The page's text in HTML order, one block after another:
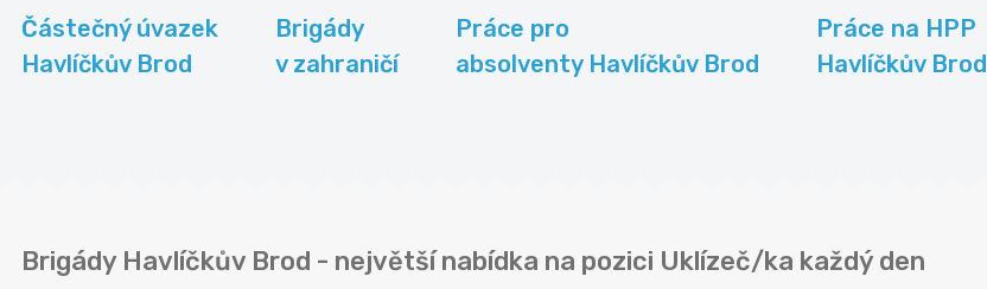
Částečný úvazek
Havlíčkův Brod
Brigády
v zahraničí
Práce pro
absolventy Havlíčkův Brod
Práce na HPP
Havlíčkův Brod
Brigády Havlíčkův Brod - největší nabídka na pozici Uklízeč/ka každý den